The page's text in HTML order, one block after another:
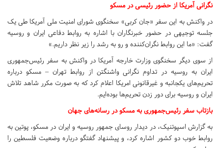
نگرانی آمریکا از حضور رئیسی در مسکو
در واکنش به این سفر «جان کربی» سخنگوی شورای امنیت ملی آمریکا طی یک
جلسه توجیهی در حضور خبرنگاران با اشاره به روابط دفاعی ایران و روسیه
گفت: «ما این روابط نگران‌کننده و رو به رشد را زیر نظر داریم.»
از سوی دیگر سخنگوی وزارت خارجه آمریکا در واکنش به سفر رئیس‌جمهوری
ایران به روسیه در تداوم نگرانی واشنگتن از روابط تهران – مسکو درباره
تحریم‌های یکجانبه و غیرقانونی امریکا اعلام کرد که به صورت مکرر شاهد تلاش
ایران و روسیه برای دور زدن تحریم‌ها بوده‌ایم.
بازتاب سفر رئیس‌جمهوری به مسکو در رسانه‌های جهان
به گزارش اسپوتنیک، در دیدار روسای جمهور روسیه و ایران در مسکو، پوتین به
روابط خوب دو کشور اشاره کرد، و پیشنهاد گفتگو درباره وضعیت فلسطین را